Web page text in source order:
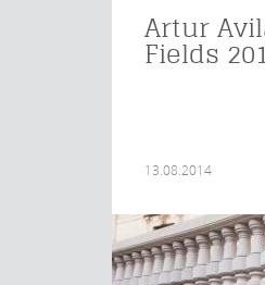
Artur
Fields
13.08.2014